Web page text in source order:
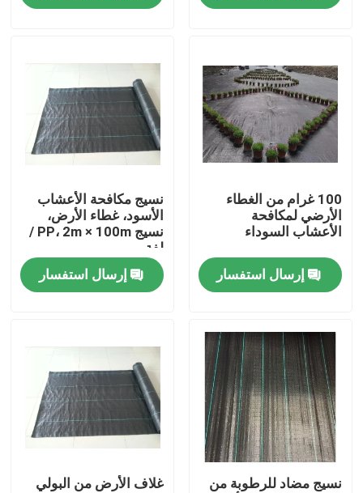
المنتجات
حول بنا
اتصل بنا
طلب اقتباس
Russian website
الستار المغناطيسي للباب
شاشة النافذة
شبكة ظلال PE
100 غرام من الغطاء
الأرضي لمكافحة
الأعشاب السوداء
إرسال استفسار
نسيج مكافحة الأعشاب
الأسود، غطاء الأرض،
نسيج PP، 2m × 100m /
لفة
إرسال استفسار
نسيج مضاد للرطوبة من
غلاف الأرض من البولي